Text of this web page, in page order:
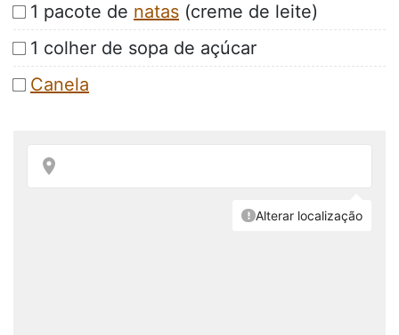
1 pacote de natas (creme de leite)
1 colher de sopa de açúcar
Canela